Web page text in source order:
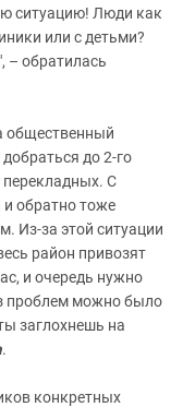
ситуацию! Люди как
или с детьми?
– обратилась
общественный
до 2-го
перекладных. С
и обратно тоже
Из-за этой ситуации
район привозят
и очередь нужно
проблем можно было
заглохнешь на
.
конкретных